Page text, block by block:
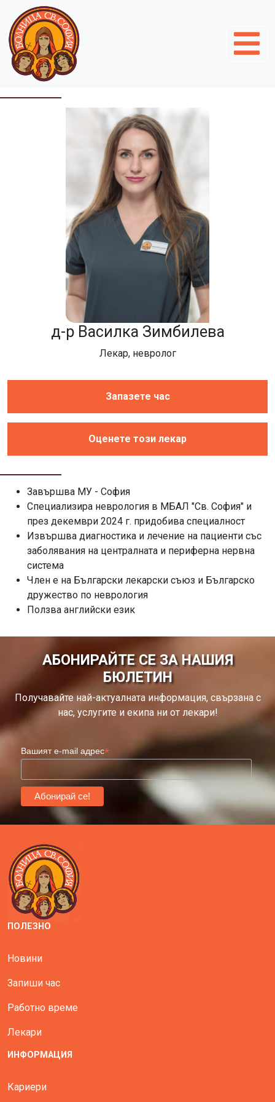
д-р Василка Зимбилева
Лекар, невролог
Запазете час
Оценете този лекар
Завършва МУ - София
Специализира неврология в МБАЛ "Св. София" и
през декември 2024 г. придобива специалност
Извършва диагностика и лечение на пациенти със
заболявания на централната и периферна нервна
система
Член е на Български лекарски съюз и Българско
дружество по неврология
Ползва английски език
АБОНИРАЙТЕ СЕ ЗА НАШИЯ
БЮЛЕТИН
Получавайте най-актуалната информация, свързана с
нас, услугите и екипа ни от лекари!
Вашият e-mail адрес*
ПОЛЕЗНО
Новини
Запиши час
Работно време
Лекари
ИНФОРМАЦИЯ
Кариери